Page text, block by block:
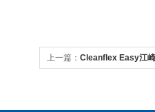
上一篇： Cleanflex Easy江